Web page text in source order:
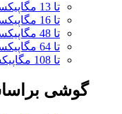
تا 13 مگاپیکسل
تا 16 مگاپیکسل
تا 48 مگاپیکسل
تا 64 مگاپیکسل
تا 108 مگاپیکسل
گوشی